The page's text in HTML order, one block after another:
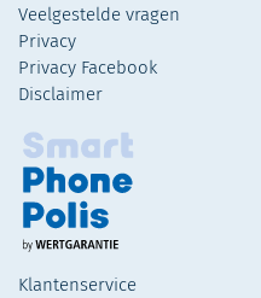
Veelgestelde vragen
Privacy
Privacy Facebook
Disclaimer
Klantenservice